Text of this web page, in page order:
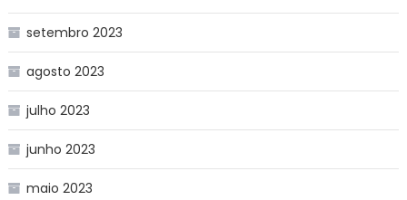
setembro 2023
agosto 2023
julho 2023
junho 2023
maio 2023